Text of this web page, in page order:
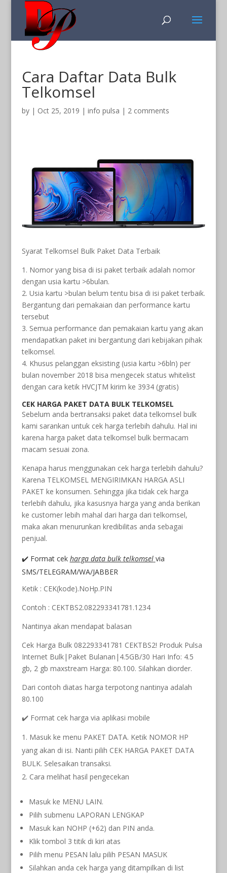
Cara Daftar Data Bulk
Telkomsel
by | Oct 25, 2019 | info pulsa | 2 comments
Syarat Telkomsel Bulk Paket Data Terbaik
1. Nomor yang bisa di isi paket terbaik adalah nomor
dengan usia kartu >6bulan.
2. Usia kartu >bulan belum tentu bisa di isi paket terbaik.
Bergantung dari pemakaian dan performance kartu
tersebut
3. Semua performance dan pemakaian kartu yang akan
mendapatkan paket ini bergantung dari kebijakan pihak
telkomsel.
4. Khusus pelanggan eksisting (usia kartu >6bln) per
bulan november 2018 bisa mengecek status whitelist
dengan cara ketik HVCJTM kirim ke 3934 (gratis)
CEK HARGA PAKET DATA BULK TELKOMSEL
Sebelum anda bertransaksi paket data telkomsel bulk
kami sarankan untuk cek harga terlebih dahulu. Hal ini
karena harga paket data telkomsel bulk bermacam
macam sesuai zona.
Kenapa harus menggunakan cek harga terlebih dahulu?
Karena TELKOMSEL MENGIRIMKAN HARGA ASLI
PAKET ke konsumen. Sehingga jika tidak cek harga
terlebih dahulu, jika kasusnya harga yang anda berikan
ke customer lebih mahal dari harga dari telkomsel,
maka akan menurunkan kredibilitas anda sebagai
penjual.
✔️ Format cek harga data bulk telkomsel via
SMS/TELEGRAM/WA/JABBER
Ketik : CEK(kode).NoHp.PIN
Contoh : CEKTBS2.082293341781.1234
Nantinya akan mendapat balasan
Cek Harga Bulk 082293341781 CEKTBS2! Produk Pulsa
Internet Bulk|Paket Bulanan|4.5GB/30 Hari Info: 4.5
gb, 2 gb maxstream Harga: 80.100. Silahkan diorder.
Dari contoh diatas harga terpotong nantinya adalah
80.100
✔️ Format cek harga via aplikasi mobile
Masuk ke menu PAKET DATA. Ketik NOMOR HP
yang akan di isi. Nanti pilih CEK HARGA PAKET DATA
BULK. Selesaikan transaksi.
Cara melihat hasil pengecekan
Masuk ke MENU LAIN.
Pilih submenu LAPORAN LENGKAP
Masuk kan NOHP (+62) dan PIN anda.
Klik tombol 3 titik di kiri atas
Pilih menu PESAN lalu pilih PESAN MASUK
Silahkan anda cek harga yang ditampilkan di list